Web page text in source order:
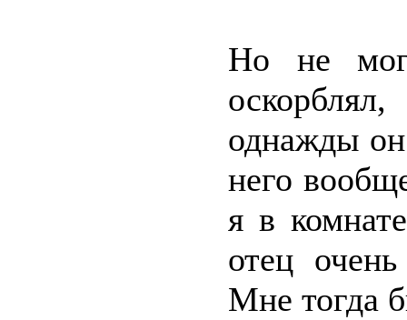
Но не
однажды
него
я в
отец
Мне тогда